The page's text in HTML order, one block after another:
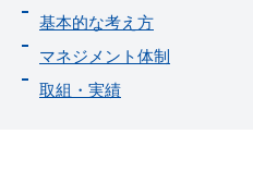
基本的な考え方
マネジメント体制
取組・実績